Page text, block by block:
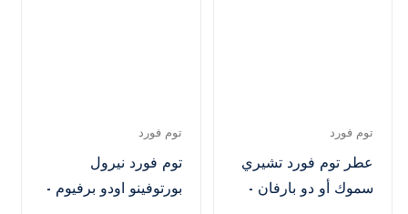
توم فورد
عطر توم فورد تشيري
سموك أو دو بارفان -
توم فورد
توم فورد نيرول
بورتوفينو اودو برفيوم -